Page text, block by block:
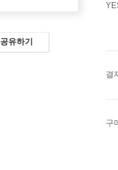
공유하기
결
구